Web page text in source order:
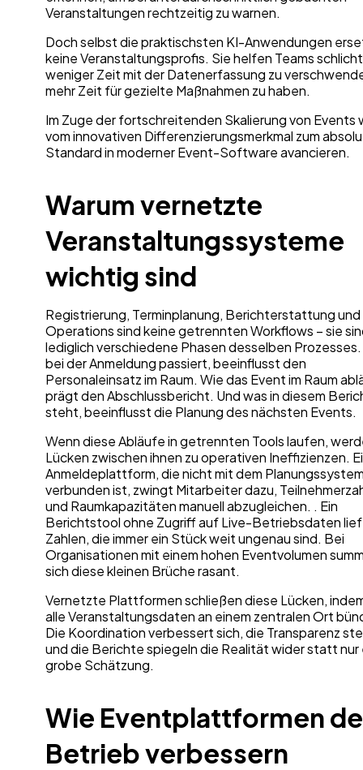
Veranstaltungen rechtzeitig zu warnen.
Doch selbst die praktischsten KI-Anwendungen
keine Veranstaltungsprofis. Sie helfen Teams
weniger Zeit mit der Datenerfassung zu
mehr Zeit für gezielte Maßnahmen zu haben.
Im Zuge der fortschreitenden Skalierung von Events
vom innovativen Differenzierungsmerkmal zum
Standard in moderner Event-Software avancieren.
Warum vernetzte
Veranstaltungssysteme
wichtig sind
Registrierung, Terminplanung, Berichterstattung und
Operations sind keine getrennten Workflows – sie
lediglich verschiedene Phasen desselben Prozesses.
bei der Anmeldung passiert, beeinflusst den
Personaleinsatz im Raum. Wie das Event im Raum
prägt den Abschlussbericht. Und was in diesem
steht, beeinflusst die Planung des nächsten Events.
Wenn diese Abläufe in getrennten Tools laufen,
Lücken zwischen ihnen zu operativen Ineffizienzen.
Anmeldeplattform, die nicht mit dem
verbunden ist, zwingt Mitarbeiter dazu,
und Raumkapazitäten manuell abzugleichen. . Ein
Berichtstool ohne Zugriff auf Live-Betriebsdaten
Zahlen, die immer ein Stück weit ungenau sind. Bei
Organisationen mit einem hohen Eventvolumen
sich diese kleinen Brüche rasant.
Vernetzte Plattformen schließen diese Lücken,
alle Veranstaltungsdaten an einem zentralen Ort
Die Koordination verbessert sich, die Transparenz
und die Berichte spiegeln die Realität wider statt nur
grobe Schätzung.
Wie Eventplattformen
Betrieb verbessern